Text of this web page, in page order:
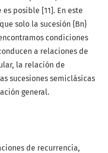
de recurrencia
posible [11]. En este
solo la sucesión {Bn}
condiciones
a relaciones de
la relación de
sucesiones semiclásicas
general.